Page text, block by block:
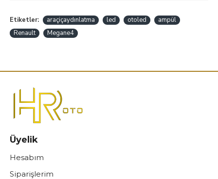
Etiketler: araçiçaydınlatma led otoled
ampül
Renault
Megane4
Üyelik
Hesabım
Siparişlerim